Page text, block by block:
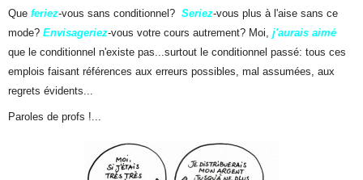
Queferiez-vous sans conditionnel?Seriez-vous plus à l'aise sans ce
mode?Envisageriez-vous votre cours autrement? Moi,j'aurais aimé
que le conditionnel n'existe pas...surtout le conditionnel passé: tous ces
emplois faisant références aux erreurs possibles, mal assumées, aux
regrets évidents...
Paroles de profs !...